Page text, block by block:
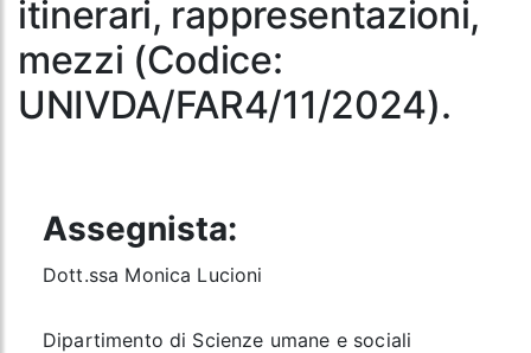
itinerari, rappresentazioni,
mezzi (Codice:
UNIVDA/FAR4/11/2024).
Assegnista:
Dott.ssa Monica Lucioni
Dipartimento di Scienze umane e sociali